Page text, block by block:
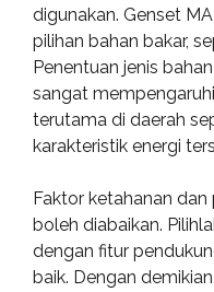
digunakan. Genset
pilihan bahan bakar,
Penentuan jenis
sangat
terutama di daerah
karakteristik energi
Faktor ketahanan
boleh diabaikan.
dengan fitur
baik. Dengan